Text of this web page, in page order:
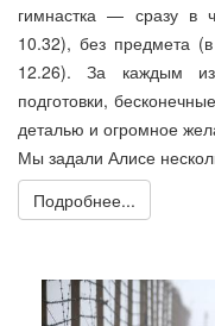
гимнастка — сразу в
10.32), без предмета
12.26). За каждым из
подготовки,
деталью и огромное
Мы задали Алисе
Подробнее...